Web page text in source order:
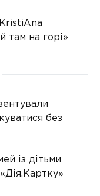
там на горі»
без
із дітьми